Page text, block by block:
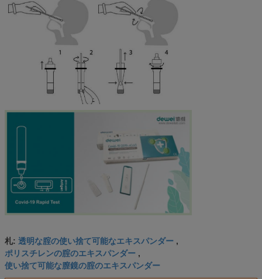
札: 透明な腟の使い捨て可能なエキスパンダー ,
ポリスチレンの腟のエキスパンダー ,
使い捨て可能な膣鏡の腟のエキスパンダー